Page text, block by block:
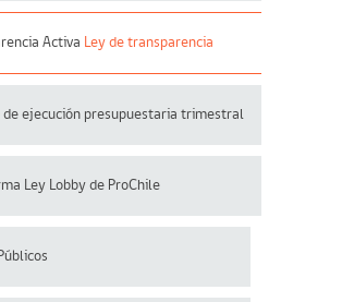
Activa Ley de transparencia
de ejecución presupuestaria trimestral
Ley Lobby de ProChile